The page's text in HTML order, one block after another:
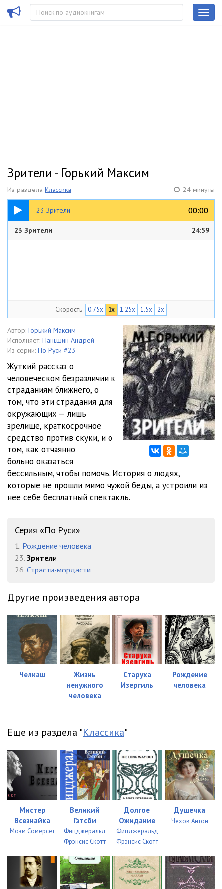
Зрители - Горький Максим
Из раздела Классика 24 минуты
23 Зрители 00:00
00:00
24:59
23 Зрители 24:59
Скорость 0.75x 1x 1.25x 1.5x 2x
Автор: Горький Максим
Исполняет: Паньшин Андрей
Из серии: По Руси #23
Жуткий рассказ о
человеческом безразличии к
страданиям ближнего, о
том, что эти страдания для
окружающих — лишь
зрелище, краткосрочное
средство против скуки, и о
том, как отчаянно
больно оказаться
бессильным, чтобы помочь. История о людях,
которые не прошли мимо чужой беды, а устроили из
нее себе бесплатный спектакль.
Серия «По Руси»
1. Рождение человека
23. Зрители
26. Страсти-мордасти
Другие произведения автора
Челкаш
Жизнь
ненужного
человека
Старуха
Изергиль
Рождение
человека
Еще из раздела "Классика"
Мистер
Всезнайка
Моэм Сомерсет
Великий
Гэтсби
Фицджеральд
Фрэнсис Скотт
Долгое
Ожидание
Фицджеральд
Фрэнсис Скотт
Душечка
Чехов Антон